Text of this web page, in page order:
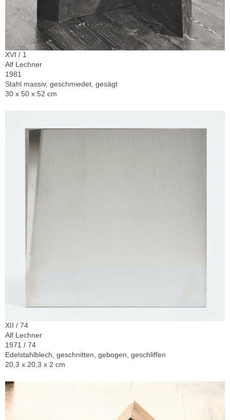
XVI / 1
Alf Lechner
1981
Stahl massiv, geschmiedet, gesägt
30 x 50 x 52 cm
XII / 74
Alf Lechner
1971 / 74
Edelstahlblech, geschnitten, gebogen, geschliffen
20,3 x 20,3 x 2 cm